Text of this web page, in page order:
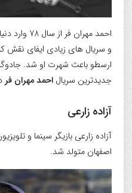
احمد مهران
و سریال های زیادی ایفای نقش
ارسطو باعث شهرت او شد.
جدیدترین سریال احمد مهران فر
آزاده زارعی
اصفهان متولد شد.